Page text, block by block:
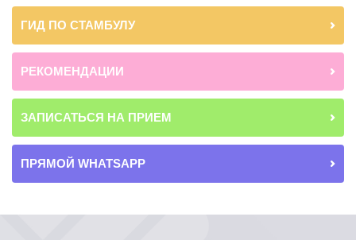
ГИД ПО СТАМБУЛУ
РЕКОМЕНДАЦИИ
ЗАПИСАТЬСЯ НА ПРИЕМ
ПРЯМОЙ WHATSAPP